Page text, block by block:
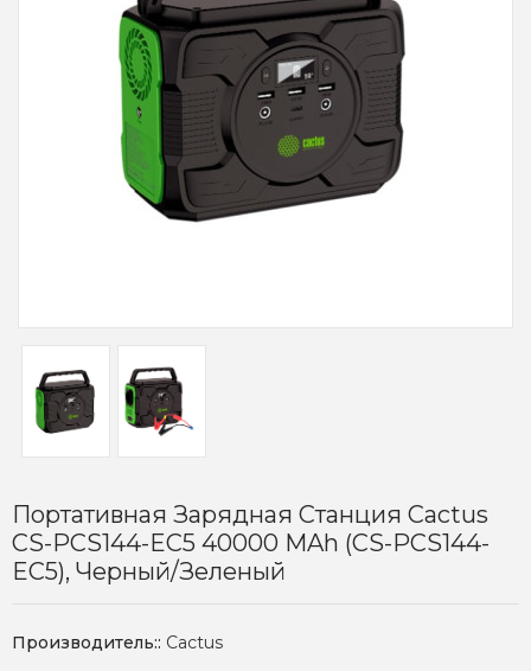
Портативная Зарядная Станция Cactus
CS-PCS144-EC5 40000 MAh (CS-PCS144-
EC5), Черный/зеленый
Производитель:: Cactus